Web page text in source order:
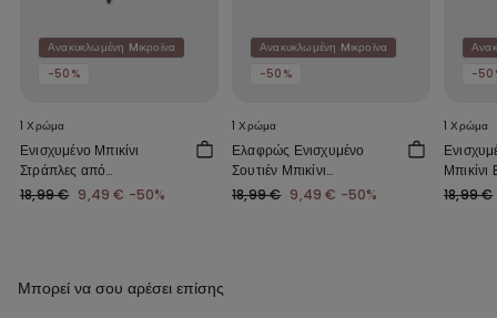
Ανακυκλωμένη Mικροϊνα
-50%
1 Χρώμα
Ενισχυμένο Μπικίνι
Στράπλες από
Ανακυκλωμένο Microfiber
18,99 € 9,49 € -50%
Ανακυκλωμένη Mικροϊνα
-50%
1 Χρώμα
Ελαφρώς Ενισχυμένο
Σουτιέν Μπικίνι
Balconette από
18,99 € 9,49 € -50%
-
1 Χρώμα
18,99 €
Μπορεί να σου αρέσει επίσης